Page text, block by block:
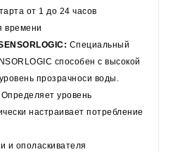
от 1 до 24 часов
времени
Специальный
способен с высокой
прозрачноси воды.
Определяет уровень
настраивает потребление
и ополаскивателя